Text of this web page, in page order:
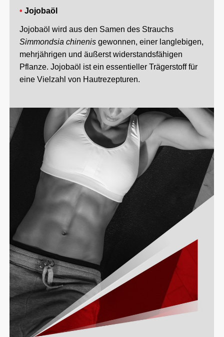
•Jojobaöl
Jojobaöl wird aus den Samen des Strauchs
Simmondsia chinenis gewonnen, einer langlebigen,
mehrjährigen und äußerst widerstandsfähigen
Pflanze. Jojobaöl ist ein essentieller Trägerstoff für
eine Vielzahl von Hautrezepturen.